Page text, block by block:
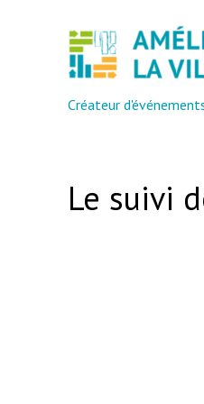
Créateur
Le suivi